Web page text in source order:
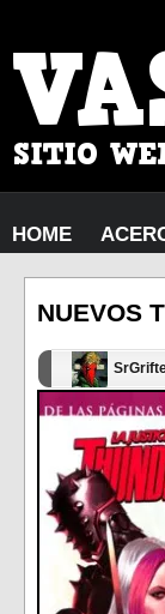
HOME
NUEVOS